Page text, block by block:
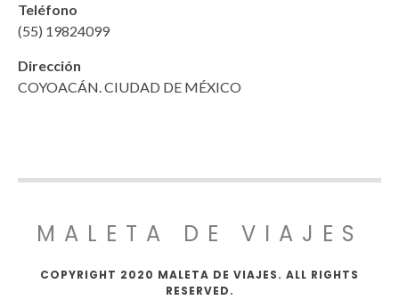
Teléfono
(55) 19824099
Dirección
COYOACÁN. CIUDAD DE MÉXICO
MALETA DE VIAJES
COPYRIGHT 2020 MALETA DE VIAJES. ALL RIGHTS
RESERVED.